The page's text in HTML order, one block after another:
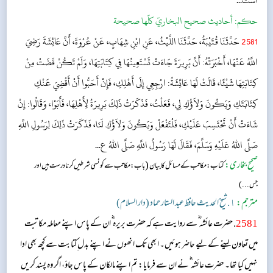
حکم:أحاديث صحيح البخاريّ كلّها صحيحة
2581حَدَّثَنَا قُتَيْبَةُ، حَدَّثَنَا اللَّيْثُ، عَنِ ابْنِ شِهَابٍ، عَنْ عُرْوَةَ، أَنَّ عَائِشَةَ رَضِيَ
اللَّهُ عَنْهَا، أَخْبَرَتْهُ: أَنَّ بَرِيرَةَ جَاءَتْ تَسْتَعِينُهَا فِي كِتَابَتِهَا، وَلَمْ تَكُنْ قَضَتْ مِنْ
كِتَابَتِهَا شَيْئًا، قَالَتْ لَهَا عَائِشَةُ: ارْجِعِي إِلَى أَهْلِكِ، فَإِنْ أَحَبُّوا أَنْ أَقْضِيَ عَنْكِ
كِتَابَتَكِ وَيَكُونَ وَلاَؤُكِ لِي، فَعَلْتُ، فَذَكَرَتْ ذَلِكَ بَرِيرَةُ لِأَهْلِهَا، فَأَبَوْا، وَقَالُوا: إِنْ
شَاءَتْ أَنْ تَحْتَسِبَ عَلَيْكِ، فَلْتَفْعَلْ وَيَكُونَ وَلاَؤُكِ لَنَا، فَذَكَرَتْ ذَلِكَ لِرَسُولِ اللَّهِ
صَلَّى اللهُ عَلَيْهِ وَسَلَّمَ، فَقَالَ لَهَا رَسُولُ اللَّهِ صَلَّى اللهُ ع...
صحیح بخاری:کتاب: مکاتب کے مسائل کا بیان(باب : مکاتب سے کونسی شرطیں کرنا درست ہیں اور
جس...)
مترجم: ١. شیخ الحدیث حافظ عبد الستار حماد (دار السلام)
2581. حضرت عائشہ ؓ سے روایت ہے کہ حضرت بریرہ ؓ ان کے پاس اپنے معاملہ مکاتبت
میں تعاون لینے کے لیے حاضر ہوئیں۔ ابھی تک انھوں نے اپنے بدل ِکتابت سے کچھ بھی ادا
نہیں کیا تھا۔ حضرت عائشہ ؓ نے ان سے فرمایا: تم اپنے مالکان کے پاس جاؤ، اگر وہ پسند کریں